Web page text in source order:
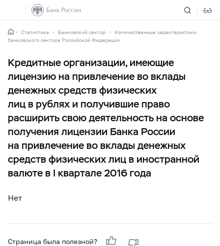
Статистика Банковский сектор
Количественные характеристики
банковского сектора Российской Федерации
Кредитные организации, имеющие
лицензию на привлечение во вклады
денежных средств физических
лиц в рублях и получившие право
расширить свою деятельность на основе
получения лицензии Банка России
на привлечение во вклады денежных
средств физических лиц в иностранной
валюте в I квартале 2016 года
Нет
Страница была полезной?